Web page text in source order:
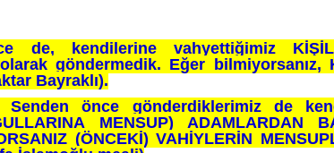
de, kendilerine vahyettiğimiz
göndermedik. Eğer bilmiyorsanız,
Bayraklı).
Senden önce gönderdiklerimiz de
MENSUP) ADAMLARDAN
(ÖNCEKİ) VAHİYLERİN